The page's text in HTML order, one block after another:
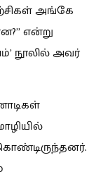
அங்கே
என்று
நூலில் அவர்